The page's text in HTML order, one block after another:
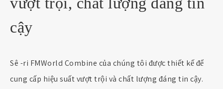
cậy
Sê -ri FMWorld Combine của chúng tôi được thiết kế để
cung cấp hiệu suất vượt trội và chất lượng đáng tin cậy.